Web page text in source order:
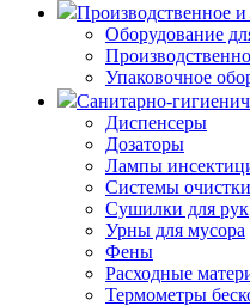
Производственное
Оборудование
Упаковочное
Санитарно-
Диспенсеры
Дозаторы
Лампы
Системы
Сушилки для рук
Урны для мусора
Фены
Расходные
Термометры